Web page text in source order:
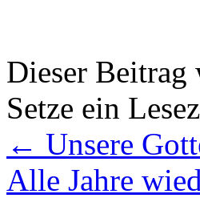
Dieser Beitrag
Setze ein
← Unsere
Alle Jahre